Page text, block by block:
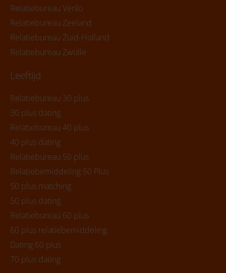
Relatiebureau Venlo
Relatiebureau Zeeland
Relatiebureau Zuid-Holland
Relatiebureau Zwolle
Leeftijd
Relatiebureau 30 plus
30 plus dating
Relatiebureau 40 plus
40 plus dating
Relatiebureau 50 plus
Relatiebemiddeling 50 Plus
50 plus matching
50 plus dating
Relatiebureau 60 plus
60 plus relatiebemiddeling
Dating 60 plus
70 plus dating